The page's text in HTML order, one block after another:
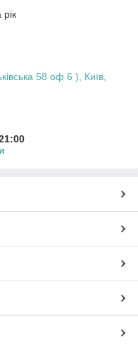
58 оф 6 ), Київ,